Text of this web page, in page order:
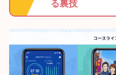
る裏技